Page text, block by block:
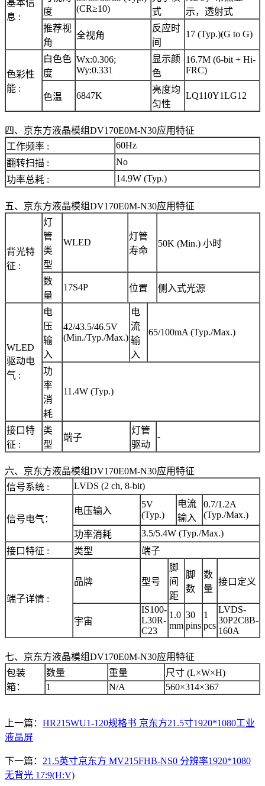
基本信
息 :
度
(CR≥10)
式
示，透射式
推荐视
角
全视角
反应时
间
17 (Typ.)(G to G)
色彩性
能 :
白色色
度
Wx:0.306;
Wy:0.331
显示颜
色
16.7M (6-bit + Hi-
FRC)
色温 6847K
亮度均
匀性
LQ110Y1LG12
四、京东方液晶模组DV170E0M-N30应用特征
工作频率 :
60Hz
翻转扫描 :
No
功率总耗 :
14.9W (Typ.)
五、京东方液晶模组DV170E0M-N30应用特征
背光特
征 :
灯
管
类
型
WLED
灯管
寿命
50K (Min.) 小时
数
量
17S4P 位置 侧入式光源
WLED
驱动电
气 :
电
压
输
入
42/43.5/46.5V
(Min./Typ./Max.)
电
流
输
入
65/100mA (Typ./Max.)
功
率
消
耗
11.4W (Typ.)
接口特
征 :
类
型
端子
灯管
驱动
-
六、京东方液晶模组DV170E0M-N30应用特征
信号系统 :
LVDS (2 ch, 8-bit)
信号电气：
电压输入
5V
(Typ.)
电流
输入
0.7/1.2A
(Typ./Max.)
功率消耗
3.5/5.4W (Typ./Max.)
接口特征 :
类型 端子
端子详情 :
品牌 型号
脚
间
距
脚
数
数
量
接口定义
宇宙
IS100-
L30R-
C23
1.0
mm
30
pins
1
pcs
LVDS-
30P2C8B-
160A
七、京东方液晶模组DV170E0M-N30应用特征
包装
箱：
数量 重量
尺寸 (L×W×H)
1
N/A 560×314×367
上一篇： HR215WU1-120规格书 京东方21.5寸1920*1080工业
液晶屏
下一篇： 21.5英寸京东方 MV215FHB-NS0 分辨率1920*1080
无背光 17:9(H:V)